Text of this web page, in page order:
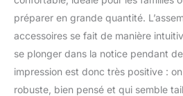
pour
préparer en grande quantité.
accessoires se fait de manière
se plonger dans la notice pendant
impression est donc très positive :
robuste, bien pensé et qui semble